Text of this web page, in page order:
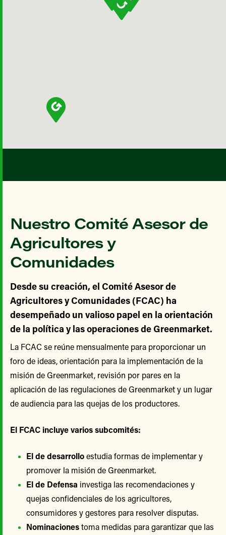
Nuestro Comité Asesor de
Agricultores y
Comunidades
Desde su creación, el Comité Asesor de
Agricultores y Comunidades (FCAC) ha
desempeñado un valioso papel en la orientación
de la política y las operaciones de Greenmarket.
La FCAC se reúne mensualmente para proporcionar un
foro de ideas, orientación para la implementación de la
misión de Greenmarket, revisión por pares en la
aplicación de las regulaciones de Greenmarket y un lugar
de audiencia para las quejas de los productores.
El FCAC incluye varios subcomités:
El de desarrolloestudia formas de implementar y
promover la misión de Greenmarket.
El de Defensa investiga las recomendaciones y
quejas confidenciales de los agricultores,
consumidores y gestores para resolver disputas.
Nominacionestoma medidas para garantizar que las